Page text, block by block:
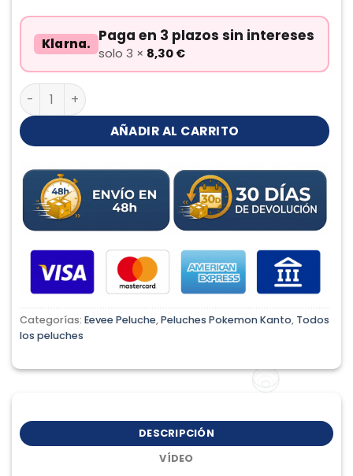
Klarna. Paga en 3 plazos sin intereses
solo 3 × 8,30 €
Eevee Kawaii Peluche cantidad
AÑADIR AL CARRITO
Categorías: Eevee Peluche,Peluches Pokemon Kanto, Todos
los peluches
DESCRIPCIÓN
VÍDEO